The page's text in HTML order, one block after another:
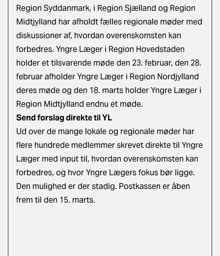
Region Syddanmark, i Region Sjælland og Region
Midtjylland har afholdt fælles regionale møder med
diskussioner af, hvordan overenskomsten kan
forbedres. Yngre Læger i Region Hovedstaden
holder et tilsvarende møde den 23. februar, den 28.
februar afholder Yngre Læger i Region Nordjylland
deres møde og den 18. marts holder Yngre Læger i
Region Midtjylland endnu et møde.
Send forslag direkte til YL
Ud over de mange lokale og regionale møder har
flere hundrede medlemmer skrevet direkte til Yngre
Læger med input til, hvordan overenskomsten kan
forbedres, og hvor Yngre Lægers fokus bør ligge.
Den mulighed er der stadig. Postkassen er åben
frem til den 15. marts.